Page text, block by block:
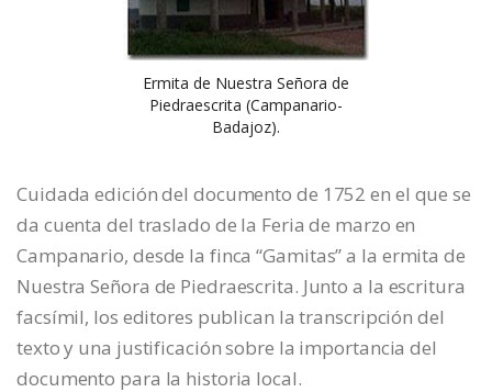
Ermita de Nuestra Señora de
Piedraescrita (Campanario-
Badajoz).
Cuidada edición del documento de 1752 en el que se
da cuenta del traslado de la Feria de marzo en
Campanario, desde la finca “Gamitas” a la ermita de
Nuestra Señora de Piedraescrita. Junto a la escritura
facsímil, los editores publican la transcripción del
texto y una justificación sobre la importancia del
documento para la historia local.